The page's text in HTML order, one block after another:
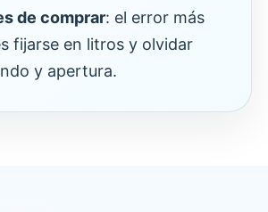
de comprar: el error más
fijarse en litros y olvidar
y apertura.